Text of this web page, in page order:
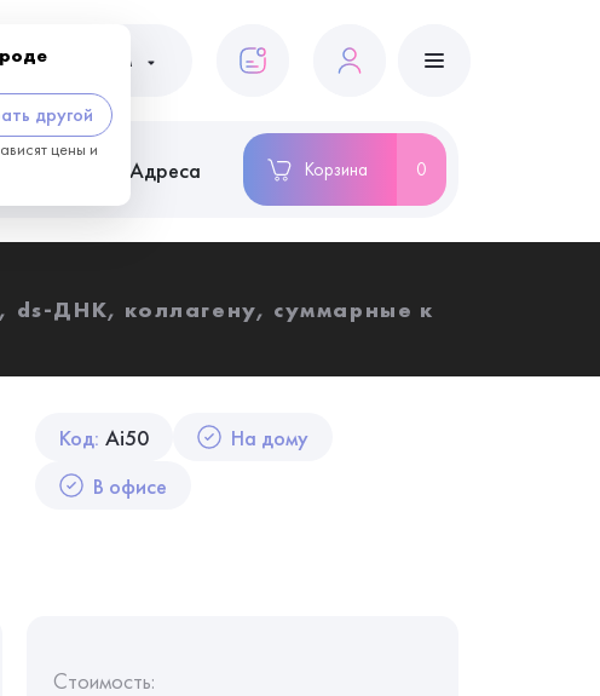
другой
цены и
Пациентам
Адреса Корзина 0
ds-ДНК, коллагену, суммарные к
Код: Ai50
На дому
В офисе
Стоимость: